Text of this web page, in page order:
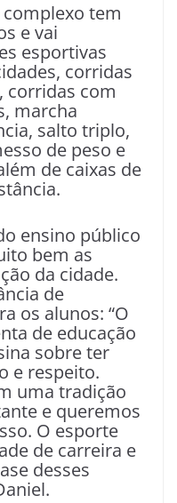
tem
e vai
esportivas
corridas
corridas com
marcha
salto triplo,
de peso e
de caixas de
ensino público
bem as
da cidade.
de
os alunos: “O
de educação
sobre ter
e respeito.
uma tradição
e queremos
O esporte
de carreira e
desses